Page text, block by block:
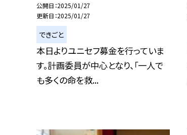
公開日 2025/01/27
更新日 2025/01/27
できごと
本日よりユニセフ募金を行っていま
す。計画委員が中心となり、「一人で
も多くの命を救...